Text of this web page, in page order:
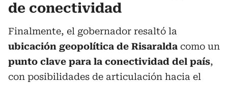
de conectividad
Finalmente, el gobernador resaltó la
ubicación geopolítica de Risaralda como un
punto clave para la conectividad del país,
con posibilidades de articulación hacia el